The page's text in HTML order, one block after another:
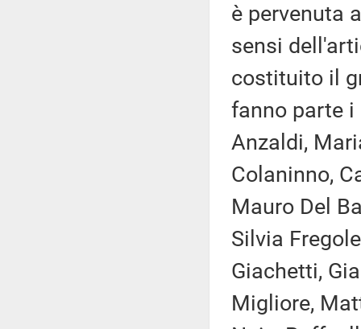
è pervenuta
sensi
costituito il
fanno parte i
Anzaldi,
Colaninno,
Mauro Del
Silvia
Giachetti,
Migliore,